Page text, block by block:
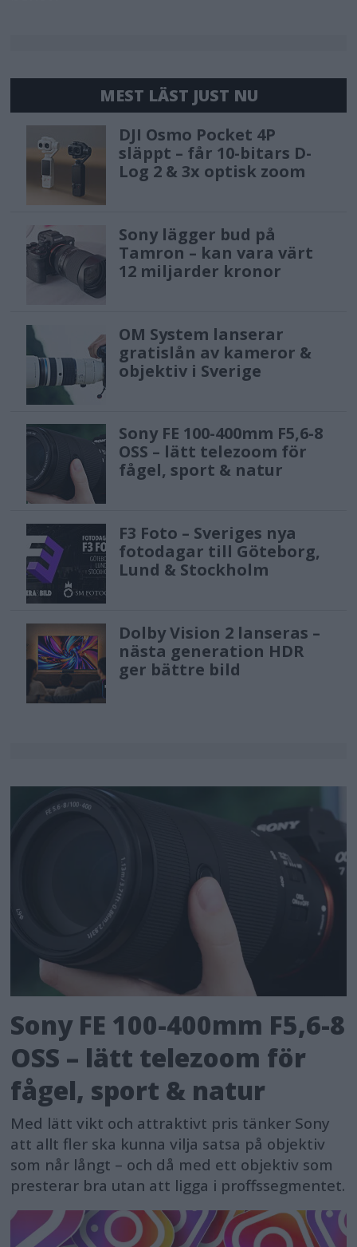
MEST LÄST JUST NU
DJI Osmo Pocket 4P
släppt – får 10-bitars D-
Log 2 & 3x optisk zoom
Sony lägger bud på
Tamron – kan vara värt
12 miljarder kronor
OM System lanserar
gratislån av kameror &
objektiv i Sverige
Sony FE 100-400mm F5,6-8
OSS – lätt telezoom för
fågel, sport & natur
F3 Foto – Sveriges nya
fotodagar till Göteborg,
Lund & Stockholm
Dolby Vision 2 lanseras –
nästa generation HDR
ger bättre bild
Sony FE 100-400mm F5,6-8
OSS – lätt telezoom för
fågel, sport & natur
Med lätt vikt och attraktivt pris tänker Sony
att allt fler ska kunna vilja satsa på objektiv
som når långt – och då med ett objektiv som
presterar bra utan att ligga i proffssegmentet.